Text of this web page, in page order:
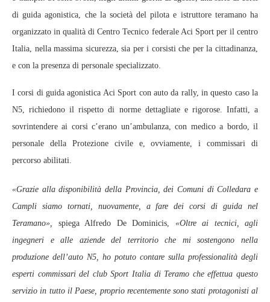
di guida agonistica, che la società del pilota e istruttore teramano ha
organizzato in qualità di Centro Tecnico federale Aci Sport per il centro
Italia, nella massima sicurezza, sia per i corsisti che per la cittadinanza,
e con la presenza di personale specializzato.
I corsi di guida agonistica Aci Sport con auto da rally, in questo caso la
N5, richiedono il rispetto di norme dettagliate e rigorose. Infatti, a
sovrintendere ai corsi c’erano un’ambulanza, con medico a bordo, il
personale della Protezione civile e, ovviamente, i commissari di
percorso abilitati.
«Grazie alla disponibilità della Provincia, dei Comuni di Colledara e
Campli siamo tornati, nuovamente, a fare dei corsi di guida nel
Teramano», spiega Alfredo De Dominicis, «Oltre ai tecnici, agli
ingegneri e alle aziende del territorio che mi sostengono nella
produzione dell’auto N5, ho potuto contare sulla professionalità degli
esperti commissari del club Sport Italia di Teramo che effettua questo
servizio in tutto il Paese, proprio recentemente sono stati protagonisti al